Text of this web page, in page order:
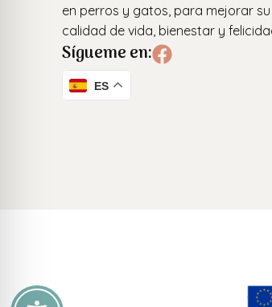
en perros y gatos, para mejorar su
calidad de vida, bienestar y
Sígueme en:
ES